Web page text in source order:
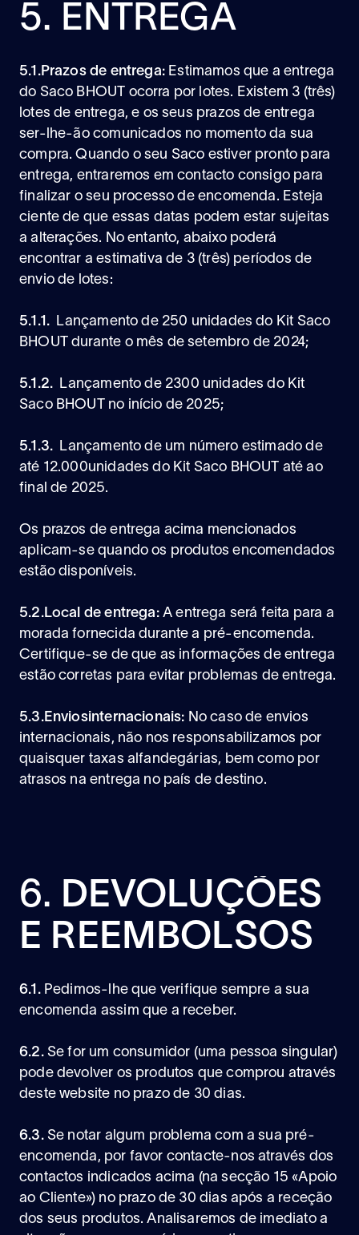
5. ENTREGA
5.1.Prazos de entrega:Estimamos que a entrega
do Saco BHOUT ocorra por lotes. Existem 3 (três)
lotes de entrega, e os seus prazos de entrega
ser-lhe-ão comunicados no momento da sua
compra. Quando o seu Saco estiver pronto para
entrega, entraremos em contacto consigo para
finalizar o seu processo de encomenda. Esteja
ciente de que essas datas podem estar sujeitas
a alterações. No entanto, abaixo poderá
encontrar a estimativa de 3 (três) períodos de
envio de lotes:
5.1.1.
Lançamento de 250 unidades do Kit Saco
BHOUT durante o mês de setembro de 2024;
5.1.2.
Lançamento de 2300 unidades do Kit
Saco BHOUT no início de 2025;
5.1.3.
Lançamento de um número estimado de
até 12.000unidades do Kit Saco BHOUT até ao
final de 2025.
Os prazos de entrega acima mencionados
aplicam-se quando os produtos encomendados
estão disponíveis.
5.2.Local de entrega:A entrega será feita para a
morada fornecida durante a pré-encomenda.
Certifique-se de que as informações de entrega
estão corretas para evitar problemas de entrega.
5.3.Enviosinternacionais: No caso de envios
internacionais, não nos responsabilizamos por
quaisquer taxas alfandegárias, bem como por
atrasos na entrega no país de destino.
6. DEVOLUÇÕES
E REEMBOLSOS
6.1. Pedimos-lhe que verifique sempre a sua
encomenda assim que a receber.
6.2. Se for um consumidor (uma pessoa singular)
pode devolver os produtos que comprou através
deste website no prazo de 30 dias.
6.3. Se notar algum problema com a sua pré-
encomenda, por favor contacte-nos através dos
contactos indicados acima (na secção 15 «Apoio
ao Cliente») no prazo de 30 dias após a receção
dos seus produtos. Analisaremos de imediato a